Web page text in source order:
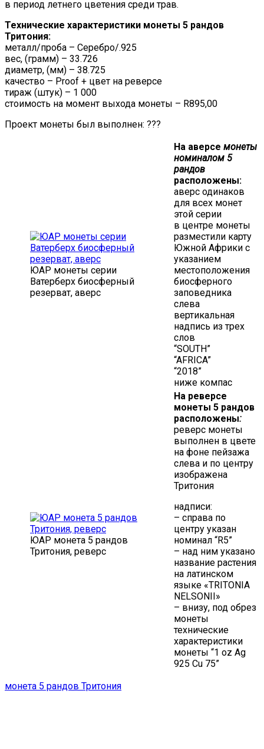
в период летнего цветения среди трав.
Технические характеристики монеты 5 рандов
Тритония:
металл/проба – Серебро/.925
вес, (грамм) – 33.726
диаметр, (мм) – 38.725
качество – Proof + цвет на реверсе
тираж (штук) – 1 000
стоимость на момент выхода монеты – R895,00
Проект монеты был выполнен: ???
ЮАР монеты серии
Ватерберх биосферный
резерват, аверс
На аверсе монеты
номиналом 5
рандов
расположены:
аверс одинаков
для всех монет
этой серии
в центре монеты
разместили карту
Южной Африки с
указанием
местоположения
биосферного
заповедника
слева
вертикальная
надпись из трех
слов
“SOUTH”
“AFRICA”
“2018”
ниже компас
ЮАР монета 5 рандов
Тритония, реверс
На реверсе
монеты 5 рандов
расположены:
реверс монеты
выполнен в цвете
на фоне пейзажа
слева и по центру
изображена
Тритония
надписи:
– справа по
центру указан
номинал “R5”
– над ним указано
название растения
на латинском
языке «TRITONIA
NELSONII»
– внизу, под обрез
монеты
технические
характеристики
монеты “1 oz Ag
925 Cu 75”
монета 5 рандов Тритония